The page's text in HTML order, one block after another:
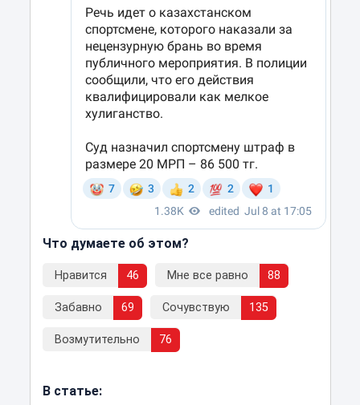
Что думаете об этом?
Нравится 46 Мне все равно 88
Забавно 69 Сочувствую 135
Возмутительно 76
В статье: